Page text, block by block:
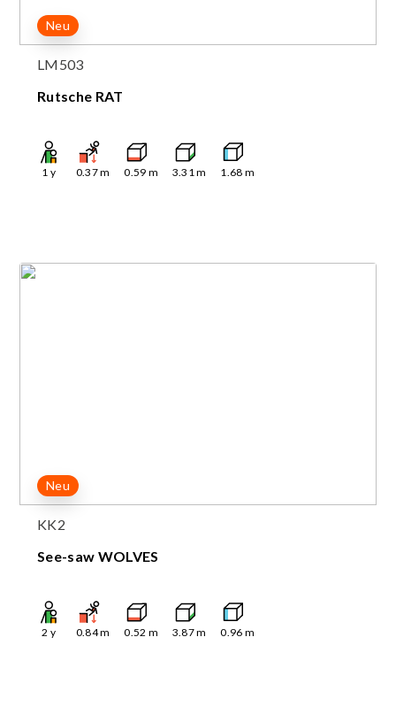
Neu
LM503
Rutsche RAT
1 y 0.37m 0.59 m 3.31m 1.68 m
Neu
KK2
See-saw WOLVES
2 y 0.84m 0.52 m 3.87m 0.96 m